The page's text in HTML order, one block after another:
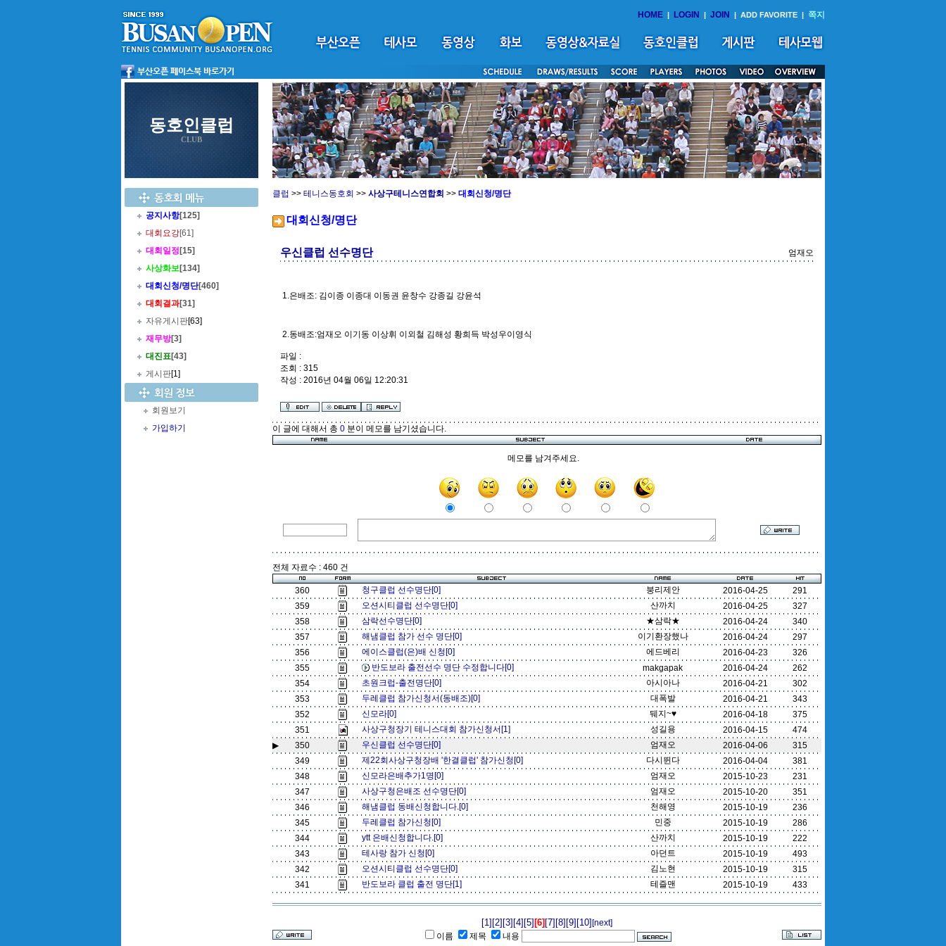
HOME | LOGIN | JOIN | ADD FAVORITE | 쪽지
동호인클럽
CLUB
공지사항[125]
대회요강[61]
대회일정 [15]
사상화보[134]
대회신청/명단[460]
대회결과[31]
자유게시판[63]
재무방[3]
대진표[43]
게시판[1]
회원보기
가입하기
클럽 >> 테니스동호회 >> 사상구테니스연합회 >> 대회신청/명단
대회신청/명단
우신클럽 선수명단 엄재오
1.은배조: 김이종 이종대 이동권 윤창수 강종길 강윤석
2.동배조:엄재오 이기동 이상휘 이외철 김해성 황희득 박성우이영식
파일 :
조회 : 315
작성 : 2016년 04월 06일 12:20:31
이 글에 대해서 총 0 분이 메모를 남기셨습니다.
메모를 남겨주세요.
전체 자료수 : 460 건
360 청구클럽 선수명단[0] 붕리제안 2016-04-25
291
359
오션시티클럽 선수명단[0] 산까치 2016-04-25
327
358
삼락선수명단[0] ★삼락★ 2016-04-24
340
357
해냄클럽 참가 선수 명단[0] 이기환장했나 2016-04-24
297
356
에이스클럽(은)배 신청[0] 에드베리 2016-04-23
326
355
반도보라 출전선수 명단 수정합니다[0] makgapak 2016-04-24
262
354
초원크럽-출전명단[0] 아시아나 2016-04-21
302
353
두레클럽 참가신청서(동배조)[0] 대폭발 2016-04-21
343
352
신모라[0] 뒈지~♥ 2016-04-18
375
351
사상구청장기 테니스대회 참가신청서[1] 성길용 2016-04-15
474
▶
350 우신클럽 선수명단[0] 엄재오 2016-04-06
315
349
제22회사상구청장배 '한결클럽' 참가신청[0] 다시뛴다 2016-04-04
381
348
신모라은배추가1명[0] 엄재오 2015-10-23
231
347
사상구청은배조 선수명단[0] 엄재오 2015-10-20
351
346
해냄클럽 동배신청합니다.[0] 천해영 2015-10-19
236
345
두레클럽 참가신청[0] 민중 2015-10-19
286
344
ytt 은배신청합니다.[0] 산까치 2015-10-19
222
343
테사랑 참가 신청[0] 아던트 2015-10-19
493
342
오션시티클럽 선수명단[0] 김노현 2015-10-19
315
341
반도보라 클럽 출전 명단[1] 테즐맨 2015-10-19 433
[1] [2] [3] [4] [5] [6] [7] [8] [9] [10] [next]
이름
제목 내용